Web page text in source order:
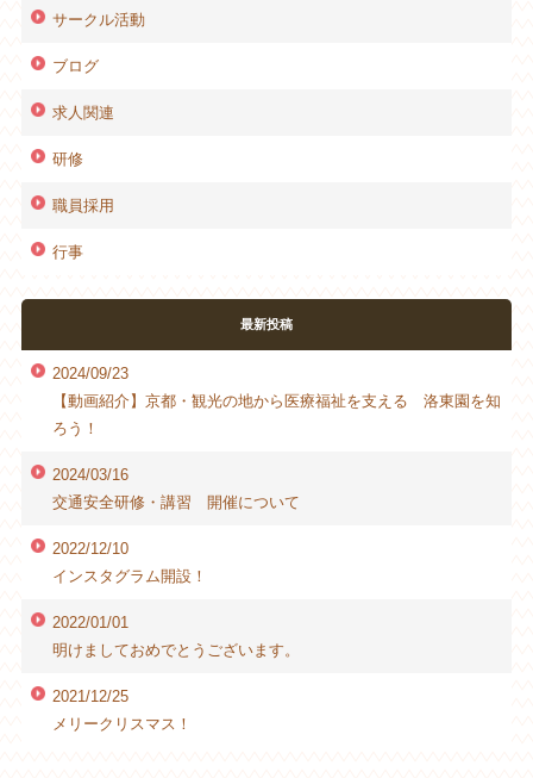
サークル活動
ブログ
求人関連
研修
職員採用
行事
最新投稿
2024/09/23
【動画紹介】京都・観光の地から医療福祉を支える 洛東園を知
ろう！
2024/03/16
交通安全研修・講習 開催について
2022/12/10
インスタグラム開設！
2022/01/01
明けましておめでとうございます。
2021/12/25
メリークリスマス！